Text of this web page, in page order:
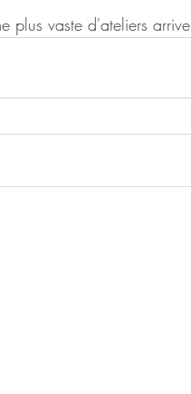
plus vaste d'ateliers